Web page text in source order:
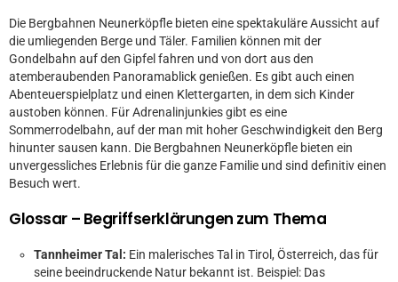
Die Bergbahnen Neunerköpfle bieten eine spektakuläre Aussicht auf
die umliegenden Berge und Täler. Familien können mit der
Gondelbahn auf den Gipfel fahren und von dort aus den
atemberaubenden Panoramablick genießen. Es gibt auch einen
Abenteuerspielplatz und einen Klettergarten, in dem sich Kinder
austoben können. Für Adrenalinjunkies gibt es eine
Sommerrodelbahn, auf der man mit hoher Geschwindigkeit den Berg
hinunter sausen kann. Die Bergbahnen Neunerköpfle bieten ein
unvergessliches Erlebnis für die ganze Familie und sind definitiv einen
Besuch wert.
Glossar – Begriffserklärungen zum Thema
Tannheimer Tal: Ein malerisches Tal in Tirol, Österreich, das für
seine beeindruckende Natur bekannt ist. Beispiel: Das